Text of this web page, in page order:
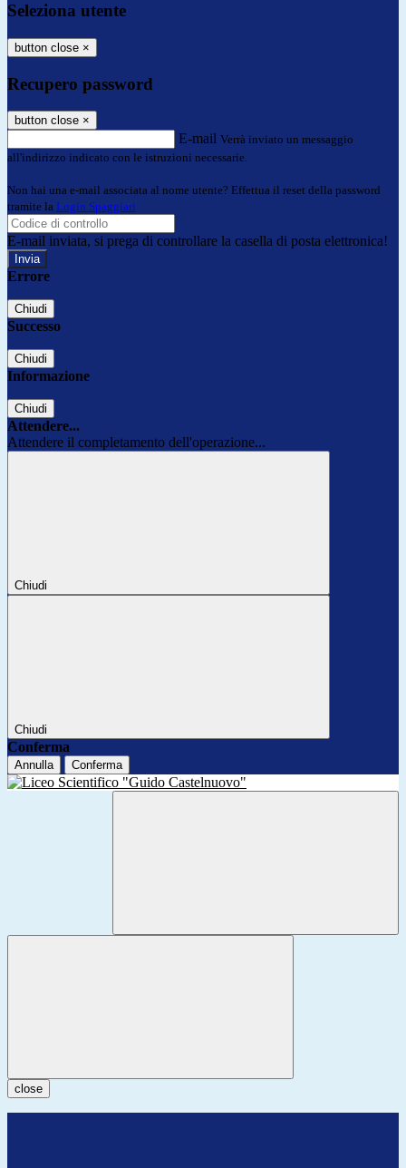
Seleziona utente
button close ×
Recupero password
button close ×
E-mail Verrà inviato un messaggio
all'indirizzo indicato con le istruzioni necessarie.
Non hai una e-mail associata al nome utente? Effettua il reset della password
tramite la Login Spaggiari
E-mail inviata, si prega di controllare la casella di posta elettronica!
Errore
Chiudi
Successo
Chiudi
Informazione
Chiudi
Attendere...
Attendere il completamento dell'operazione...
Chiudi
Chiudi
Conferma
Annulla Conferma
close